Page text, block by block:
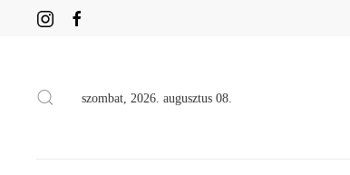
szombat, 2026. augusztus 08.